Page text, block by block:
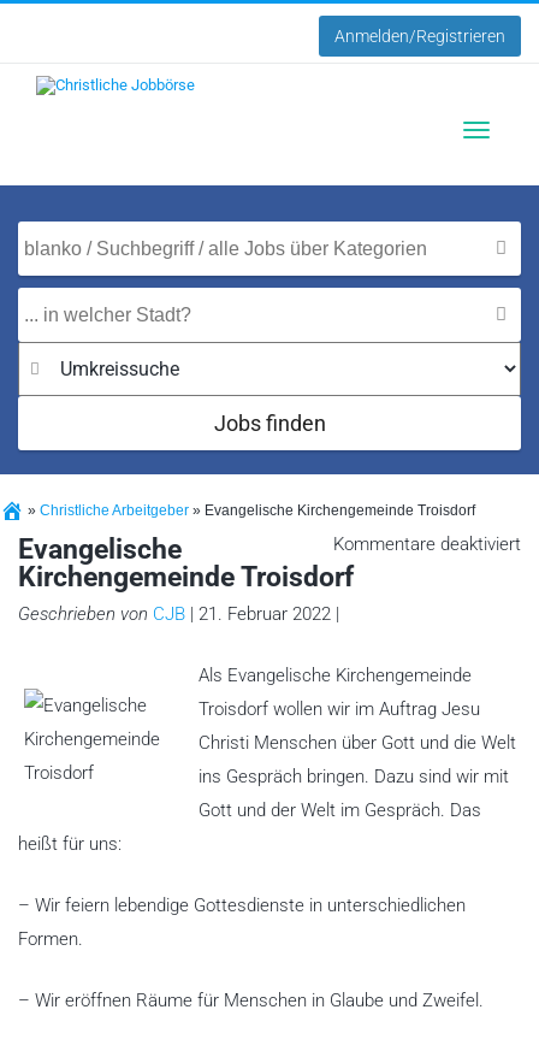
Anmelden/Registrieren
Jobs finden
» Christliche Arbeitgeber » Evangelische Kirchengemeinde Troisdorf
Kommentare deaktiviert
Evangelische
Kirchengemeinde Troisdorf
Geschrieben von CJB | 21. Februar 2022 |
Als Evangelische Kirchengemeinde
Troisdorf wollen wir im Auftrag Jesu
Christi Menschen über Gott und die Welt
ins Gespräch bringen. Dazu sind wir mit
Gott und der Welt im Gespräch. Das
heißt für uns:
– Wir feiern lebendige Gottesdienste in unterschiedlichen
Formen.
– Wir eröffnen Räume für Menschen in Glaube und Zweifel.